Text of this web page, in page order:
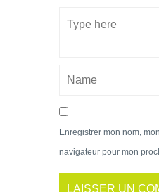
Enregistrer mon nom,
navigateur pour mon